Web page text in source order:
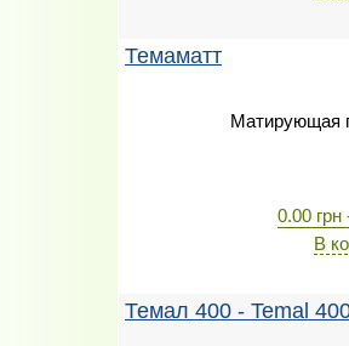
Темаматт
Матирующая
0.00 грн
В
Темал 400 - Temal